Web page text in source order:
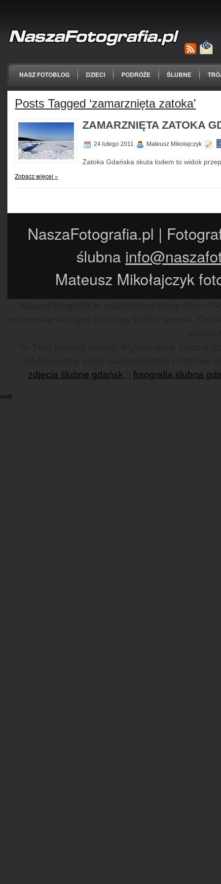
NASZ FOTOBLOG DZIECI PODRÓŻE ŚLUBNE
Posts Tagged ‘zamarznięta zatoka’
ZAMARZNIĘTA ZATOKA
24 lutego 2011 Mateusz Mikołajczyk
Zatoka Gdańska skuta lodem to widok
Zobacz więcej »
NaszaFotografia.pl |
ślubna
Mateusz Mikołajczyk
zdjęcia ślubne gdańsk
fotografia ślubna
asdf